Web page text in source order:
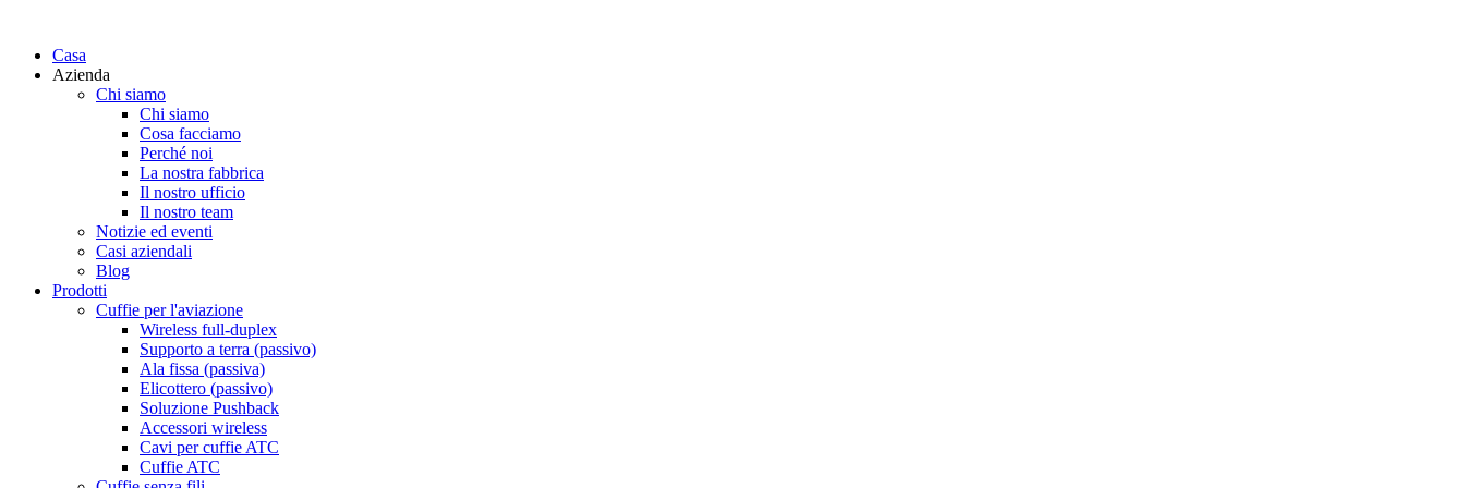
Casa
Azienda
Chi siamo
Chi siamo
Cosa facciamo
Perché noi
La nostra fabbrica
Il nostro ufficio
Il nostro team
Notizie ed eventi
Casi aziendali
Blog
Prodotti
Cuffie per l'aviazione
Wireless full-duplex
Supporto a terra (passivo)
Ala fissa (passiva)
Elicottero (passivo)
Soluzione Pushback
Accessori wireless
Cavi per cuffie ATC
Cuffie ATC